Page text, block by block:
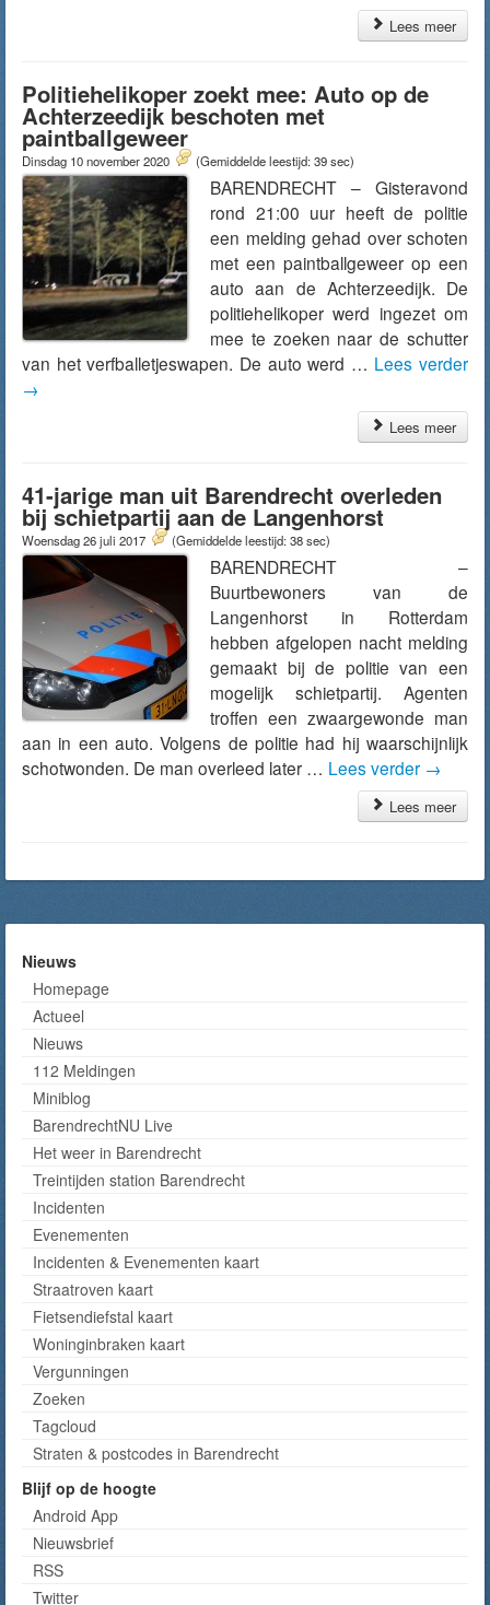
Lees meer
Politiehelikoper zoekt mee: Auto op de
Achterzeedijk beschoten met
paintballgeweer
Dinsdag 10 november 2020 (Gemiddelde leestijd: 39 sec)
BARENDRECHT – Gisteravond
rond 21:00 uur heeft de politie
een melding gehad over schoten
met een paintballgeweer op een
auto aan de Achterzeedijk. De
politiehelikoper werd ingezet om
mee te zoeken naar de schutter
van het verfballetjeswapen. De auto werd … Lees verder
→
Lees meer
41-jarige man uit Barendrecht overleden
bij schietpartij aan de Langenhorst
Woensdag 26 juli 2017 (Gemiddelde leestijd: 38 sec)
BARENDRECHT –
Buurtbewoners van de
Langenhorst in Rotterdam
hebben afgelopen nacht melding
gemaakt bij de politie van een
mogelijk schietpartij. Agenten
troffen een zwaargewonde man
aan in een auto. Volgens de politie had hij waarschijnlijk
schotwonden. De man overleed later … Lees verder →
Lees meer
Nieuws
Homepage
Actueel
Nieuws
112 Meldingen
Miniblog
BarendrechtNU Live
Het weer in Barendrecht
Treintijden station Barendrecht
Incidenten
Evenementen
Incidenten & Evenementen kaart
Straatroven kaart
Fietsendiefstal kaart
Woninginbraken kaart
Vergunningen
Zoeken
Tagcloud
Straten & postcodes in Barendrecht
Blijf op de hoogte
Android App
Nieuwsbrief
RSS
Twitter